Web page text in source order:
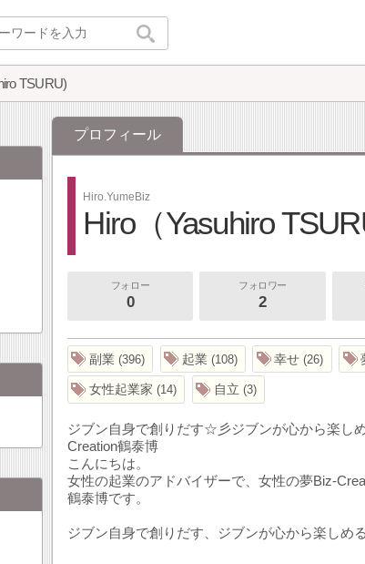
TSURU)
プロフィール
Hiro.YumeBiz
Hiro（Yasuhiro
フォロー
0
フォロワー
2
副業 396 起業 108 幸せ 26
女性起業家 14 自立 3
ジブン自身で創りだす☆彡ジブンが心から楽し
Creation鶴泰博
こんにちは。
女性の起業のアドバイザーで、女性の夢Biz-
鶴泰博です。
ジブン自身で創りだす、ジブンが心から楽しめ